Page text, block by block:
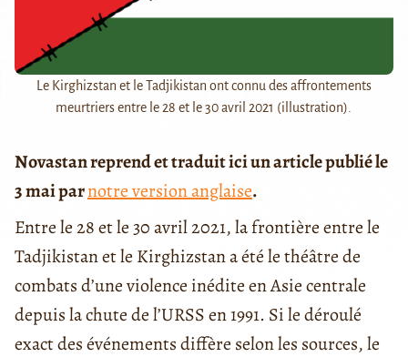
Le Kirghizstan et le Tadjikistan ont connu des affrontements
meurtriers entre le 28 et le 30 avril 2021 (illustration).
Novastan reprend et traduit ici un article publié le
3 mai parnotre version anglaise.
Entre le 28 et le 30 avril 2021, la frontière entre le
Tadjikistan et le Kirghizstan a été le théâtre de
combats d’une violence inédite en Asie centrale
depuis la chute de l’URSS en 1991. Si le déroulé
exact des événements diffère selon les sources, le